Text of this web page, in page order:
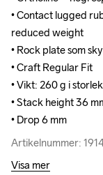
• Contact lugged
reduced weight
• Rock plate som
• Craft Regular Fit
• Vikt: 260 g i
• Stack height 36
• Drop 6 mm
Artikelnummer:
• Contact lugged
reduced weight
• Rock plate som
• Craft Regular Fit
• Vikt: 260 g i
• Stack height 36
• Drop 6 mm
Artikelnummer:
Visa mer